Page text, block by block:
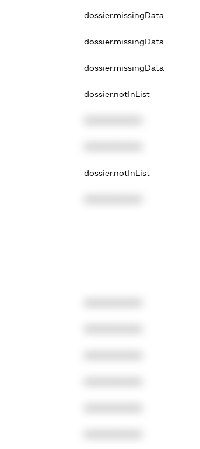
dossier.missingData
dossier.missingData
dossier.missingData
dossier.notInList
dossier.notInList